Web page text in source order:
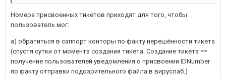
Номера присвоенных тикетов приходят для того, чтобы
пользователь мог:
а) обратиться в саппорт конторы по факту нерешённости тикета
(спустя сутки от момента создания тикета. Создание тикета ==
получение пользователей уведомления о присвоении IDNumber
по факту отправки подозрительного файла в вируслаб.)